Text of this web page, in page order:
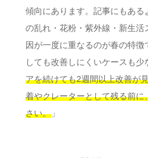
傾向にあります。記事にもある
の乱れ・花粉・紫外線・新生
因が一度に重なるのが春の特
しても改善しにくいケースも少
アを続けても2週間以上改善が
着やクレーターとして残る前
さい。 」